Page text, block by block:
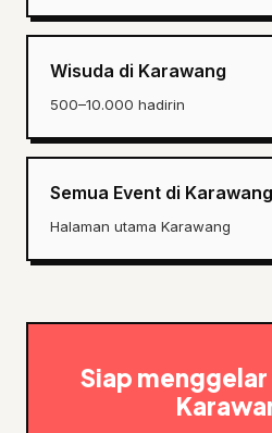
Wisuda di Karawang
500–10.000 hadirin
Semua Event di Karawang
Halaman utama Karawang
Siap